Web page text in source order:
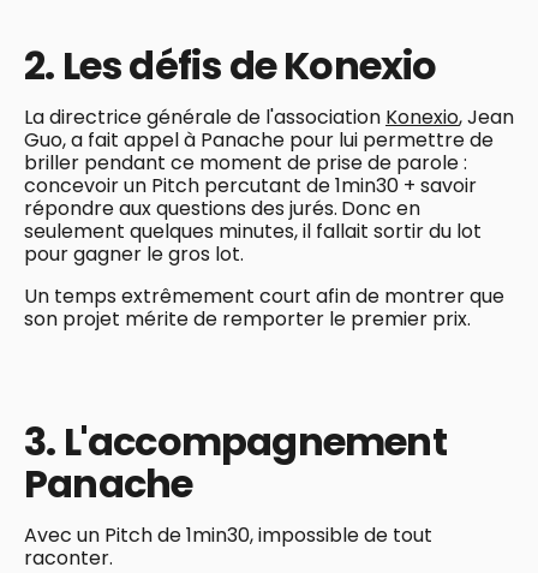
2. Les défis de Konexio
La directrice générale de l'association Konexio, Jean
Guo, a fait appel à Panache pour lui permettre de
briller pendant ce moment de prise de parole :
concevoir un Pitch percutant de 1min30 + savoir
répondre aux questions des jurés. Donc en
seulement quelques minutes, il fallait sortir du lot
pour gagner le gros lot.
Un temps extrêmement court afin de montrer que
son projet mérite de remporter le premier prix.
3. L'accompagnement
Panache
Avec un Pitch de 1min30, impossible de tout
raconter.